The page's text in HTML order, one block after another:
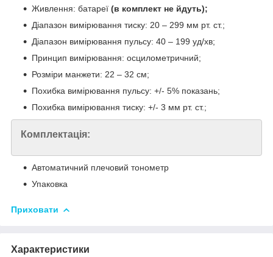
Живлення: батареї (в комплект не йдуть);
Діапазон вимірювання тиску: 20 – 299 мм рт. ст.;
Діапазон вимірювання пульсу: 40 – 199 уд/хв;
Принцип вимірювання: осцилометричний;
Розміри манжети: 22 – 32 см;
Похибка вимірювання пульсу: +/- 5% показань;
Похибка вимірювання тиску: +/- 3 мм рт. ст.;
Комплектація:
Автоматичний плечовий тонометр
Упаковка
Приховати
Характеристики